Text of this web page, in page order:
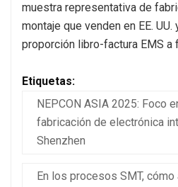
muestra representativa de
montaje que venden en EE.
proporción libro-factura EMS a
Etiquetas:
NEPCON ASIA 2025: Foco
fabricación de electrónica
Shenzhen
En los procesos SMT, cómo